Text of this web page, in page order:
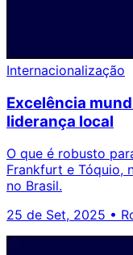
Internacionalização
Excelência
liderança local
O que é robusto
Frankfurt e Tóquio,
no Brasil.
25 de Set, 2025 •